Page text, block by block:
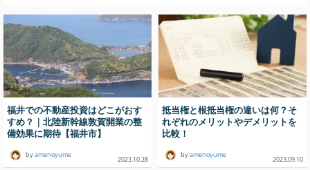
福井での不動産投資はどこがおす
すめ？｜北陸新幹線敦賀開業の整
備効果に期待【福井市】
byamenoyume
2023.10.28
抵当権と根抵当権の違いは何？そ
れぞれのメリットやデメリットを
比較！
byamenoyume
2023.09.10